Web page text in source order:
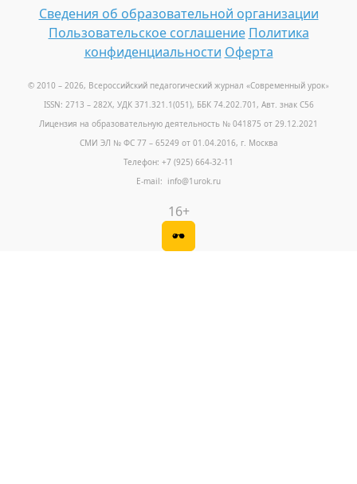
Сведения об образовательной организации
Пользовательское соглашение Политика
конфиденциальности Оферта
© 2010 – 2026, Всероссийский педагогический журнал «Современный урок»
ISSN: 2713 – 282X, УДК 371.321.1(051), ББК 74.202.701, Авт. знак С56
Лицензия на образовательную деятельность № 041875 от 29.12.2021
СМИ ЭЛ № ФС 77 – 65249 от 01.04.2016, г. Москва
Телефон: +7 (925) 664-32-11
E-mail: info@1urok.ru
16+